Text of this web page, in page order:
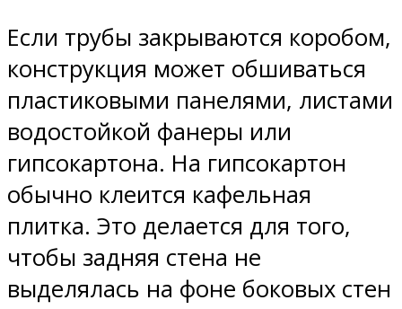
Если трубы закрываются коробом,
конструкция может обшиваться
пластиковыми панелями, листами
водостойкой фанеры или
гипсокартона. На гипсокартон
обычно клеится кафельная
плитка. Это делается для того,
чтобы задняя стена не
выделялась на фоне боковых стен